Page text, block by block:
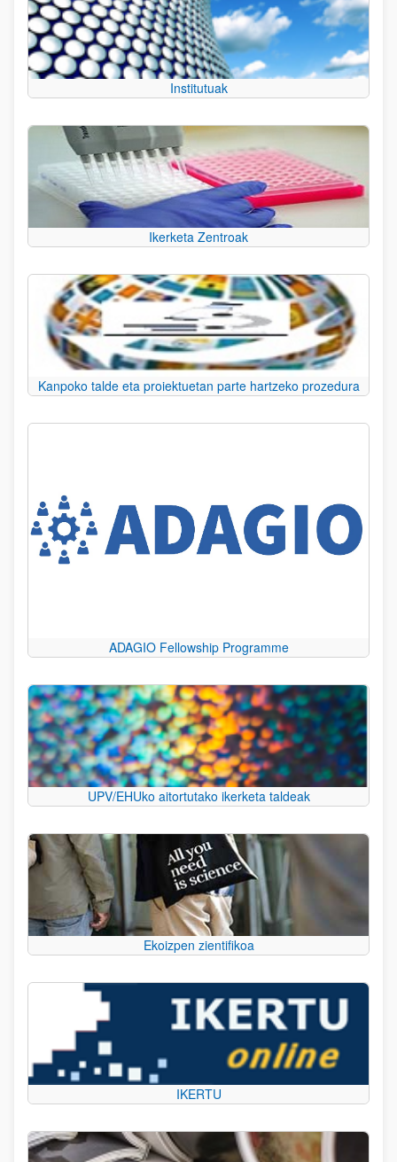
Institutuak
Ikerketa Zentroak
Kanpoko talde eta proiektuetan parte hartzeko prozedura
ADAGIO Fellowship Programme
UPV/EHUko aitortutako ikerketa taldeak
Ekoizpen zientifikoa
IKERTU